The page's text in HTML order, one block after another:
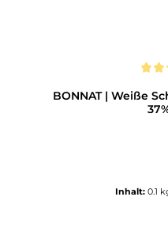
BONNAT | Weiße
Inhalt: 0.1